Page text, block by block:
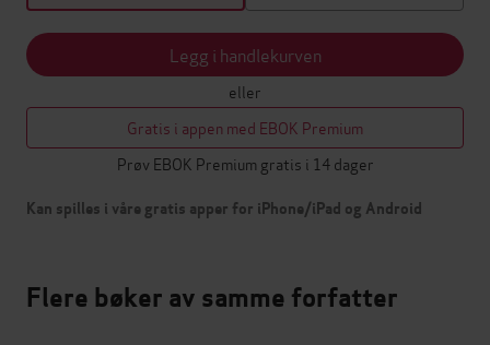
Legg i handlekurven
eller
Gratis i appen med EBOK Premium
Prøv EBOK Premium gratis i 14 dager
Kan spilles i våre gratis apper for iPhone/iPad og Android
Flere bøker av samme forfatter